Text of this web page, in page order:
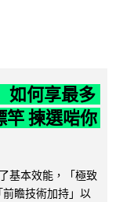
如何享最多
揀選啱你
基本效能，「極致
瞻技術加持」以